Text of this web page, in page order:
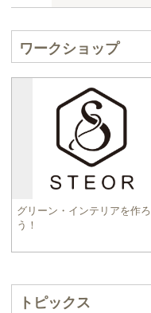
ワークショップ
グリーン・インテリアを作ろ
う！
トピックス